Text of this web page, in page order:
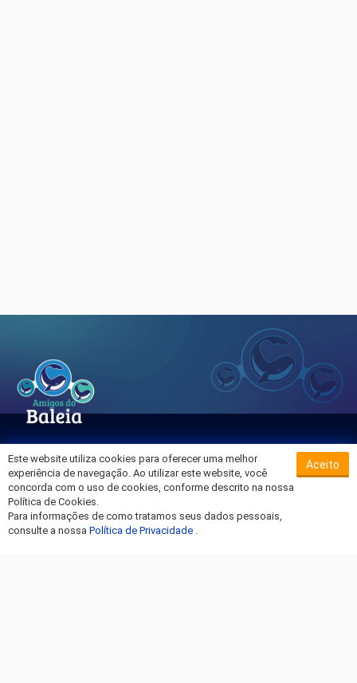
Sobre o Hospital da Baleia
Termos de Uso
Política de Privacidade
Entre em Contato
Este website utiliza cookies para oferecer uma melhor
experiência de navegação. Ao utilizar este website, você
concorda com o uso de cookies, conforme descrito na nossa
Política de Cookies.
Para informações de como tratamos seus dados pessoais,
consulte a nossa Política de Privacidade .
Aceito